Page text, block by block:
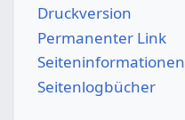
Druckversion
Permanenter Link
Seiten­­informationen
Seitenlogbücher